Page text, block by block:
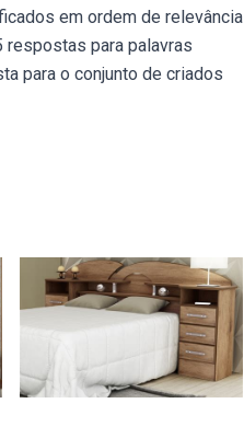
em ordem de relevância
respostas para palavras
para o conjunto de criados